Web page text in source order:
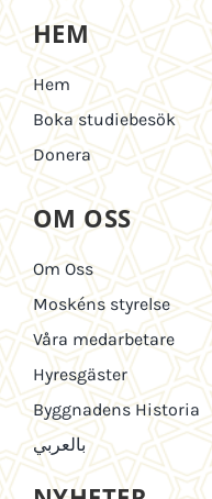
HEM
Hem
Boka studiebesök
Donera
OM OSS
Om Oss
Moskéns styrelse
Våra medarbetare
Hyresgäster
Byggnadens Historia
بالعربي